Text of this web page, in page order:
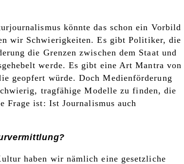
könnte das schon ein Vorbild
wir Schwierigkeiten. Es gibt Politiker, die
die Grenzen zwischen dem Staat und
werde. Es gibt eine Art Mantra von
geopfert würde. Doch Medienförderung
tragfähige Modelle zu finden, die
ist: Ist Journalismus auch
haben wir nämlich eine gesetzliche